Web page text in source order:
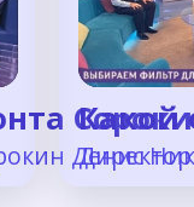
Денис
Какой